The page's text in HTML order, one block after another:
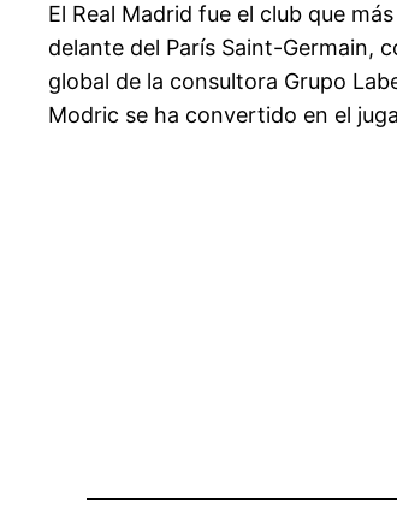
El Real Madrid fue el club que
delante del París Saint-Germain,
global de la consultora Grupo
Modric se ha convertido en el